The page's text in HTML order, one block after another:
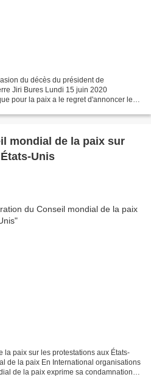
du décès du président de
Jiri Bures Lundi 15 juin 2020
pour la paix a le regret d'annoncer le
mondial de la paix sur
Unis
paix sur les protestations aux États-
de la paix En International organisations
de la paix exprime sa condamnation